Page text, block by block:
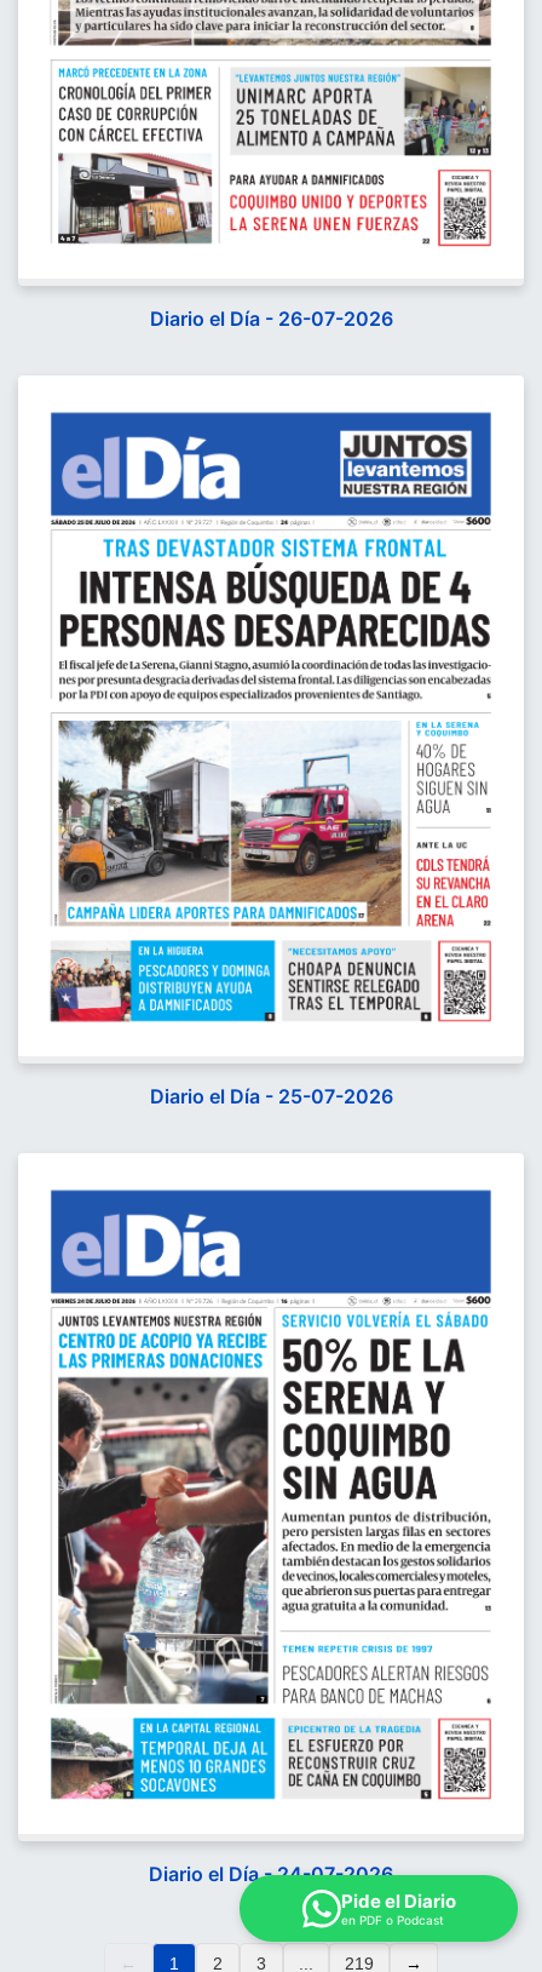
Pide el Diario
en PDF o Podcast
Diario el Día - 26-07-2026
Diario el Día - 25-07-2026
Diario el Día - 24-07-2026
← 1 2 3 219 →